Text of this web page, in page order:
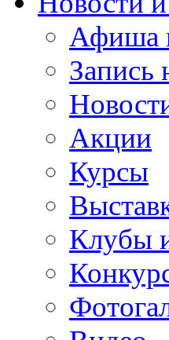
Афиша
Запись
Акции
Курсы
Клубы